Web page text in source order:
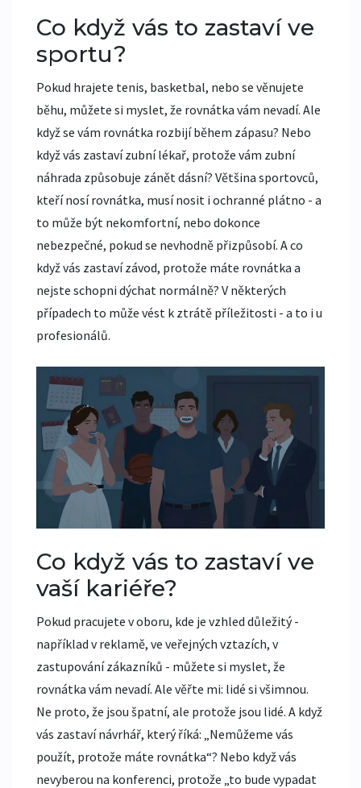
Co když vás to zastaví ve
sportu?
Pokud hrajete tenis, basketbal, nebo se věnujete
běhu, můžete si myslet, že rovnátka vám nevadí. Ale
když se vám rovnátka rozbijí během zápasu? Nebo
když vás zastaví zubní lékař, protože vám zubní
náhrada způsobuje zánět dásní? Většina sportovců,
kteří nosí rovnátka, musí nosit i ochranné plátno - a
to může být nekomfortní, nebo dokonce
nebezpečné, pokud se nevhodně přizpůsobí. A co
když vás zastaví závod, protože máte rovnátka a
nejste schopni dýchat normálně? V některých
případech to může vést k ztrátě příležitosti - a to i u
profesionálů.
Co když vás to zastaví ve
vaší kariéře?
Pokud pracujete v oboru, kde je vzhled důležitý -
například v reklamě, ve veřejných vztazích, v
zastupování zákazníků - můžete si myslet, že
rovnátka vám nevadí. Ale věřte mi: lidé si všimnou.
Ne proto, že jsou špatní, ale protože jsou lidé. A když
vás zastaví návrhář, který říká: „Nemůžeme vás
použít, protože máte rovnátka“? Nebo když vás
nevyberou na konferenci, protože „to bude vypadat